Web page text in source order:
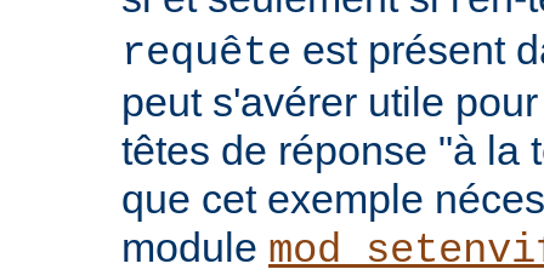
requête est présent
peut s'avérer utile
têtes de réponse "à la
que cet exemple
module